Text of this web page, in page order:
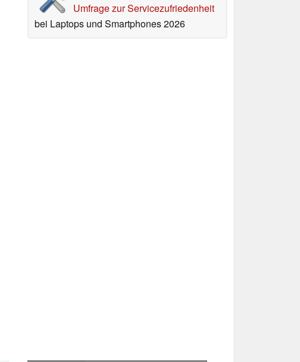
Umfrage zur Servicezufriedenheit
bei Laptops und Smartphones 2026